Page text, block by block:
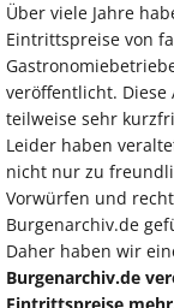
Über viele Jahre
Eintrittspreise von
veröffentlicht. Diese
teilweise sehr
Leider haben
nicht nur zu
Vorwürfen und
Burgenarchiv.de
Daher haben wir
Burgenarchiv.de